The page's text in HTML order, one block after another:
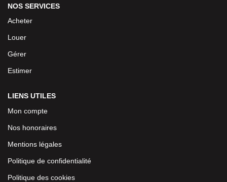
NOS SERVICES
Acheter
Louer
Gérer
Estimer
LIENS UTILES
Mon compte
Nos honoraires
Mentions légales
Politique de confidentialité
Politique des cookies